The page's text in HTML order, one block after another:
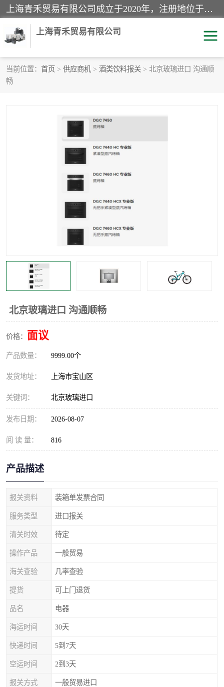
上海青禾贸易有限公司成立于2020年，注册地位于上海市宝山区。经营范围包括：机械设备、五金制品、劳防用品、电子产品、塑胶制品、家具、模具、纺织品、仪器仪表、建筑材料、装饰材料、化工产品、金属制品、机车配件等货物进出口报关、清关服务。
上海青禾贸易有限公司
当前位置： 首页 > 供应商机 > 酒类饮料报关 > 北京玻璃进口 沟通顺
畅
北京玻璃进口 沟通顺畅
价格： 面议
产品数量： 9999.00个
发货地址： 上海市宝山区
关键词： 北京玻璃进口
发布日期： 2026-08-07
阅 读 量： 816
产品描述
报关资料 装箱单发票合同
服务类型 进口报关
清关时效 待定
操作产品 一般贸易
海关查验 几率查验
提货 可上门退货
品名 电器
海运时间 30天
快递时间 5到7天
空运时间 2到3天
报关方式 一般贸易进口